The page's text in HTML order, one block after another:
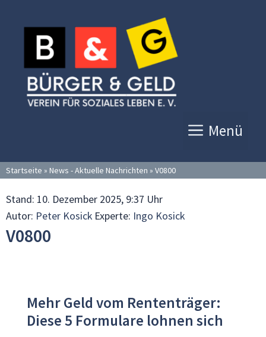
Inhalt
springen
Menü
Startseite » News - Aktuelle Nachrichten » V0800
Stand: 10. Dezember 2025, 9:37 Uhr
Autor: Peter Kosick Experte: Ingo Kosick
V0800
Mehr Geld vom Rententräger:
Diese 5 Formulare lohnen sich